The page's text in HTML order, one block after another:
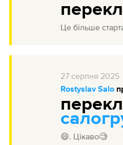
Це більше
27 серпня 2025
Rostyslav Salo
😄. Цікаво🧐